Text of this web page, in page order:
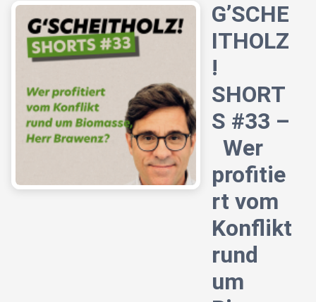
G’SCHE
ITHOLZ
!
SHORT
S #33 –
Wer
profitie
rt vom
Konflikt
rund
um